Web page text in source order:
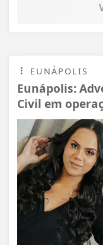
EUNÁPOLIS
Eunápolis:
Civil em